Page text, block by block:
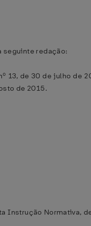
seguinte redação:
13, de 30 de julho de
de 2015.
Instrução Normativa,